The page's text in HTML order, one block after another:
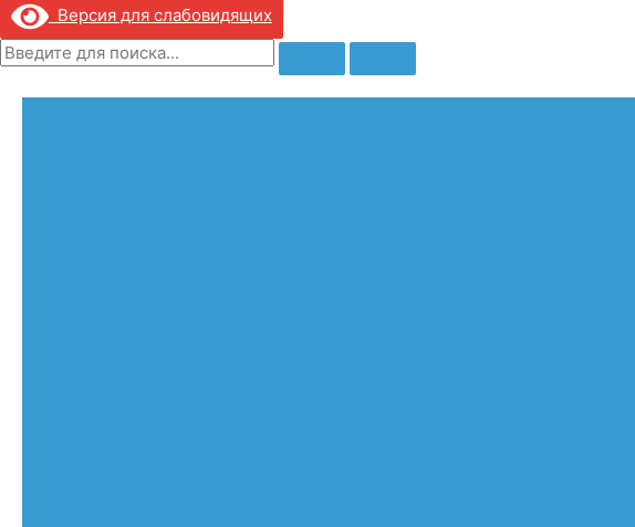
Версия для слабовидящих